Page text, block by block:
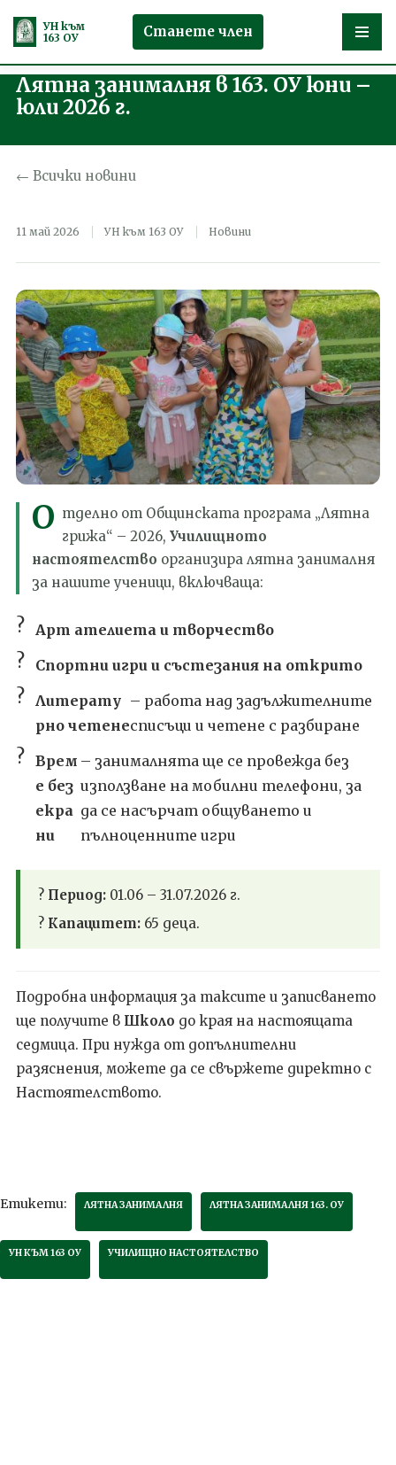
Продължете
съдържанието
УН към
163 ОУ
Станете член
Лятна занималня в 163. ОУ юни –
юли 2026 г.
← Всички новини
11 май 2026 УН към 163 ОУ Новини
О тделно от Общинската програма „Лятна
грижа“ – 2026, Училищното
настоятелство организира лятна занималня
за нашите ученици, включваща:
? Арт ателиета и творчество
? Спортни игри и състезания на открито
? Литерату
рно четене
– работа над задължителните
списъци и четене с разбиране
? Врем
е без
екра
ни
– занималнята ще се провежда без
използване на мобилни телефони, за
да се насърчат общуването и
пълноценните игри
? Период: 01.06 – 31.07.2026 г.
? Капацитет: 65 деца.
Подробна информация за таксите и записването
ще получите в Школо до края на настоящата
седмица. При нужда от допълнителни
разяснения, можете да се свържете директно с
Настоятелството.
Етикети: ЛЯТНА ЗАНИМАЛНЯ ЛЯТНА ЗАНИМАЛНЯ 163. ОУ
УН КЪМ 163 ОУ УЧИЛИЩНО НАСТОЯТЕЛСТВО